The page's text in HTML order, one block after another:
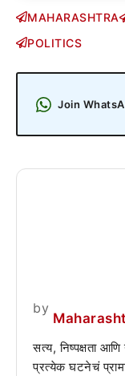
MAHARASHTRA
POLITICS
Join
by
सत्य, निष्पक्षता
प्रत्येक घटनेचं